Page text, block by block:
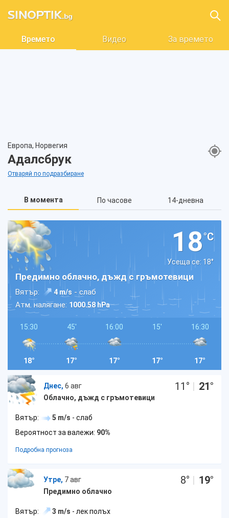
Времето Видео За времето
Европа, Норвегия
Адалсбрук
Отваряй по подразбиране
В момента По часове 14-дневна
18°C
Усеща се: 18°
Предимно облачно, дъжд с гръмотевици
Вятър: 4 m/s - слаб
Атм. налягане: 1000.58 hPa
15:30
18°
45'
17°
16:00
17°
15'
17°
16:30
17°
Днес, 6 авг
Облачно, дъжд с гръмотевици
11 ° | 21°
Вятър: 5 m/s - слаб
Вероятност за валежи: 90%
Подробна прогноза
Утре, 7 авг
Предимно облачно
8° | 19°
Вятър: 3 m/s - лек полъх